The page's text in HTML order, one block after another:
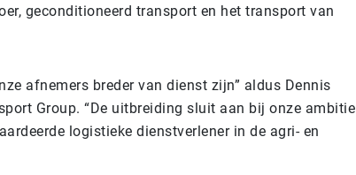
geconditioneerd transport en het transport van
afnemers breder van dienst zijn” aldus Dennis
Group. “De uitbreiding sluit aan bij onze ambitie
logistieke dienstverlener in de agri- en